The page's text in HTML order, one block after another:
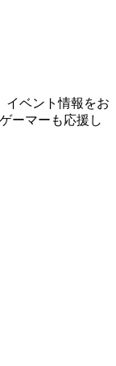
イベント情報をお
ーマーも応援し